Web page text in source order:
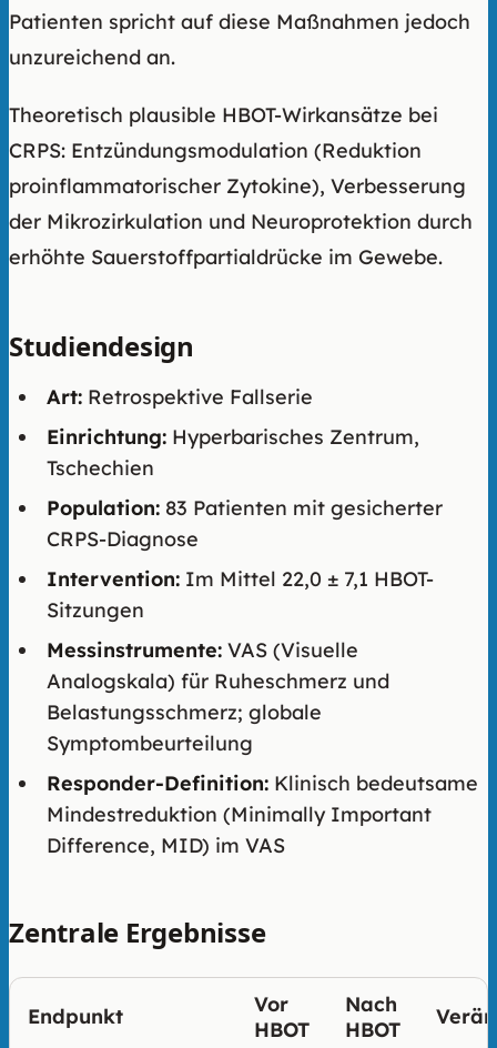
Patienten spricht auf diese Maßnahmen jedoch
unzureichend an.
Theoretisch plausible HBOT-Wirkansätze bei
CRPS: Entzündungsmodulation (Reduktion
proinflammatorischer Zytokine), Verbesserung
der Mikrozirkulation und Neuroprotektion durch
erhöhte Sauerstoffpartialdrücke im Gewebe.
Studiendesign
Art: Retrospektive Fallserie
Einrichtung: Hyperbarisches Zentrum,
Tschechien
Population: 83 Patienten mit gesicherter
CRPS-Diagnose
Intervention: Im Mittel 22,0 ± 7,1 HBOT-
Sitzungen
Messinstrumente: VAS (Visuelle
Analogskala) für Ruheschmerz und
Belastungsschmerz; globale
Symptombeurteilung
Responder-Definition: Klinisch bedeutsame
Mindestreduktion (Minimally Important
Difference, MID) im VAS
Zentrale Ergebnisse
Endpunkt
Vor
HBOT
Nach
HBOT